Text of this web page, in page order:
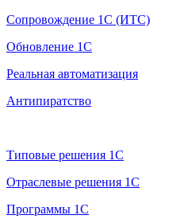
Сопровождение 1С (ИТС)
Обновление 1С
Реальная автоматизация
Антипиратство
Типовые решения 1С
Отраслевые решения 1С
Программы 1С